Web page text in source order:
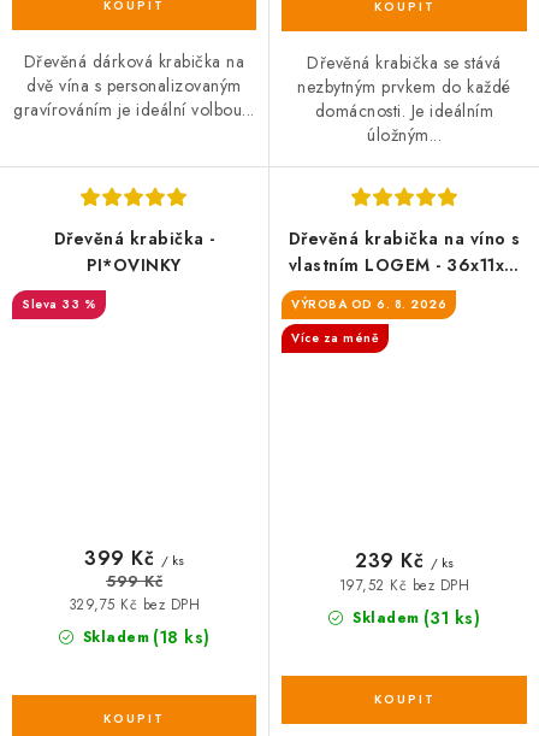
Dřevěná dárková krabička na
dvě vína s personalizovaným
gravírováním je ideální volbou...
Dřevěná krabička se stává
nezbytným prvkem do každé
domácnosti. Je ideálním
úložným...
Dřevěná krabička -
PI*OVINKY
33 %
Skladem (18 ks)
329,75 Kč bez DPH
399 Kč / ks
599 Kč
Dřevěná krabička na víno s
vlastním LOGEM - 36x11x11
cm
VÝROBA OD 6. 8. 2026
Více za méně
Skladem (31 ks)
197,52 Kč bez DPH
239 Kč / ks